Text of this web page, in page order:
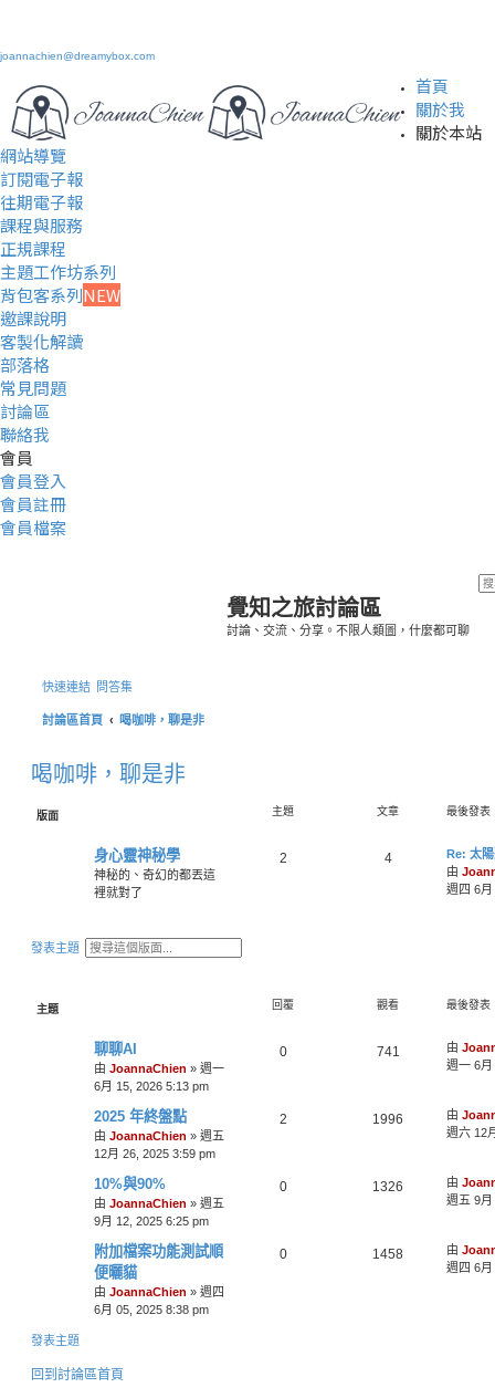
joannachien@dreamybox.com
首頁
關於我
關於本站
網站導覽
訂閱電子報
往期電子報
課程與服務
正規課程
主題工作坊系列
背包客系列NEW
邀課說明
客製化解讀
部落格
常見問題
討論區
聯絡我
會員
會員登入
會員註冊
會員檔案
覺知之旅討論區
討論、交流、分享。不限人類圖，什麼都可聊
快速連結 問答集
討論區首頁 喝咖啡，聊是非
喝咖啡，聊是非
版面 主題 文章 最後發表
身心靈神秘學
神秘的、奇幻的都丟這
裡就對了
2主
4文
最
後
發
Re: 太
由
週四 6
發表主題
搜
進
主題 回覆 觀看 最後發表
聊聊AI
由 JoannaChien » 週一
6月 15, 2026 5:13 pm
0回
741
最
後
由
週一 6
2025 年終盤點
由 JoannaChien » 週五
12月 26, 2025 3:59 pm
2回
1996
最
後
由
週六 12
10%與90%
由 JoannaChien » 週五
9月 12, 2025 6:25 pm
0回
1326
最
後
由
週五 9
附加檔案功能測試順
便曬貓
由 JoannaChien » 週四
6月 05, 2025 8:38 pm
0回
1458觀
最
後
由
週四 6
發表主題
回到討論區首頁